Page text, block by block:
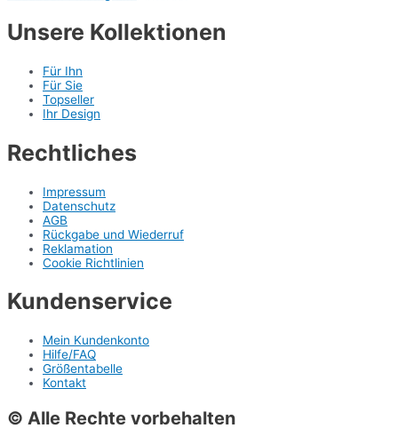
Unsere Kollektionen
Für Ihn
Für Sie
Topseller
Ihr Design
Rechtliches
Impressum
Datenschutz
AGB
Rückgabe und Wiederruf
Reklamation
Cookie Richtlinien
Kundenservice
Mein Kundenkonto
Hilfe/FAQ
Größentabelle
Kontakt
© Alle Rechte vorbehalten